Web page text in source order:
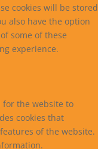
cookies will be stored
also have the option
some of these
experience.
for the website to
cookies that
of the website.